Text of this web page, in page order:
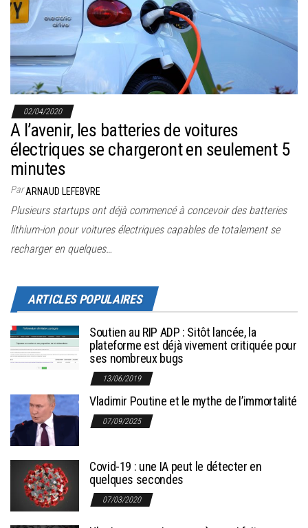
a
v
a
o
02/04/2020
A l’avenir, les batteries de voitures
électriques se chargeront en seulement 5
minutes
ParARNAUD LEFEBVRE
Plusieurs startups ont déjà commencé à concevoir des batteries
lithium-ion pour voitures électriques capables de totalement se
recharger en quelques…
ARTICLES POPULAIRES
Soutien au RIP ADP : Sitôt lancée, la
plateforme est déjà vivement critiquée pour
ses nombreux bugs
13/06/2019
Vladimir Poutine et le mythe de l’immortalité
07/09/2025
Covid-19 : une IA peut le détecter en
quelques secondes
07/03/2020